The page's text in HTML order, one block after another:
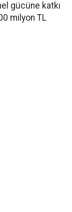
gücüne katkı
milyon TL